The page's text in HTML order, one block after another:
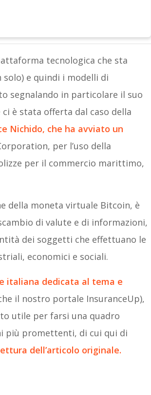
tecnologica che sta
e quindi i modelli di
segnalando in particolare il suo
è stata offerta dal caso della
Nichido, che ha avviato un
per l’uso della
per il commercio marittimo,
della moneta virtuale Bitcoin, è
di valute e di informazioni,
dei soggetti che effettuano le
economici e sociali.
italiana dedicata al tema e
il nostro portale InsuranceUp),
utile per farsi una quadro
più promettenti, di cui qui di
dell’articolo originale.